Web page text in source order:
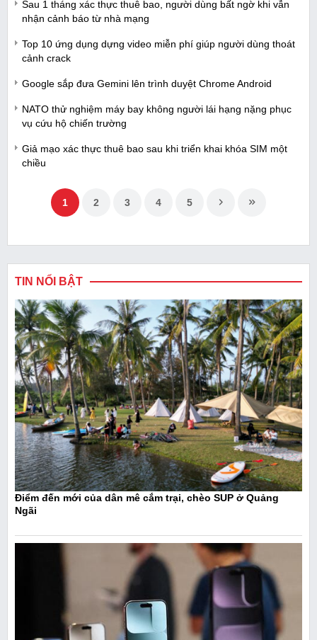
Sau 1 tháng xác thực thuê bao, người dùng bất ngờ khi vẫn
nhận cảnh báo từ nhà mạng
Top 10 ứng dụng dựng video miễn phí giúp người dùng thoát
cảnh crack
Google sắp đưa Gemini lên trình duyệt Chrome Android
NATO thử nghiệm máy bay không người lái hạng nặng phục
vụ cứu hộ chiến trường
Giả mạo xác thực thuê bao sau khi triển khai khóa SIM một
chiều
1 2 3 4 5
TIN NỔI BẬT
Điểm đến mới của dân mê cắm trại, chèo SUP ở Quảng
Ngãi